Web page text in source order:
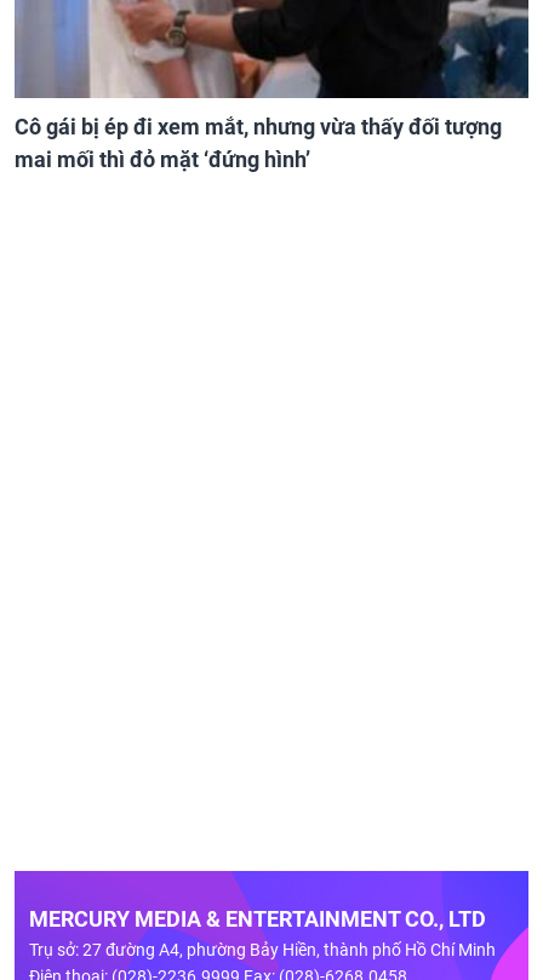
Cô gái bị ép đi xem mắt, nhưng vừa thấy đối tượng
mai mối thì đỏ mặt ‘đứng hình’
MERCURY MEDIA & ENTERTAINMENT CO., LTD
Trụ sở: 27 đường A4, phường Bảy Hiền, thành phố Hồ Chí Minh